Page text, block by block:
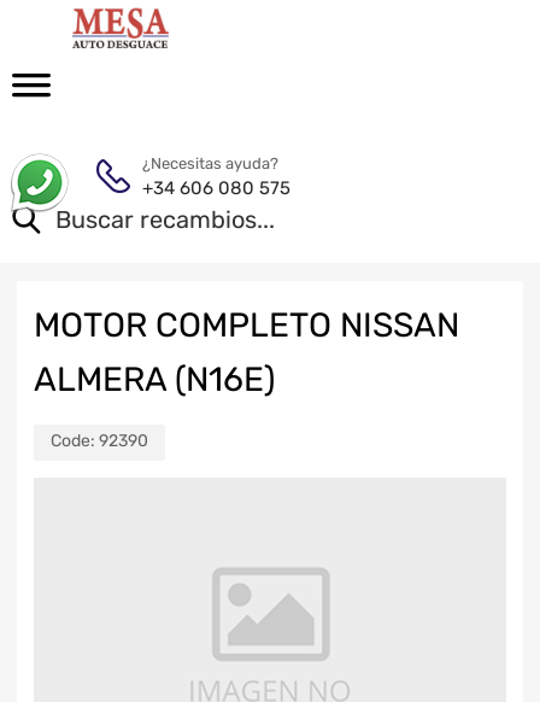
¿Necesitas ayuda?
+34 606 080 575
MOTOR COMPLETO NISSAN
ALMERA (N16E)
Code: 92390